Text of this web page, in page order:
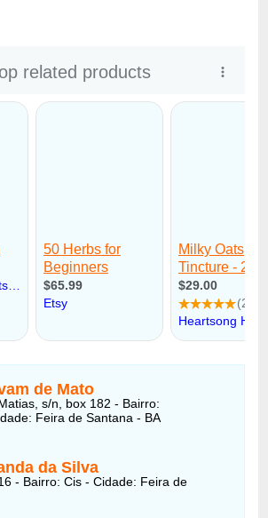
de Mato
s/n, box 182 - Bairro:
Feira de Santana - BA
da Silva
- Bairro: Cis - Cidade: Feira de